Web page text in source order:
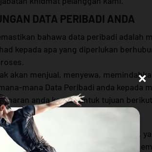
×
DATA PERIBADI ANDA
bahawa data peribadi adalah
kepada apa yang diperlukan
akan menjual, menyewa,
mana Data Peribadi anda kepada
anda kecuali untuk tujuan
kepada kami;
pihak yang telah dilantik oleh kami,
sulit, untuk menyimpan dan